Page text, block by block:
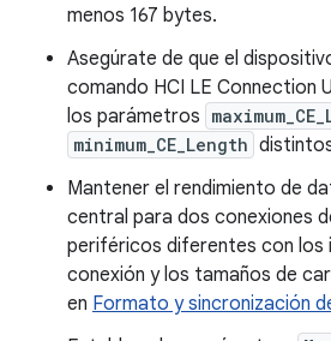
menos 167 bytes.
Asegúrate de que el
comando HCI LE Connection
los parámetros
minimum_CE_Length
Mantener el rendimiento de
central para dos conexiones
periféricos diferentes con los
conexión y los tamaños de
en Formato y sincronización